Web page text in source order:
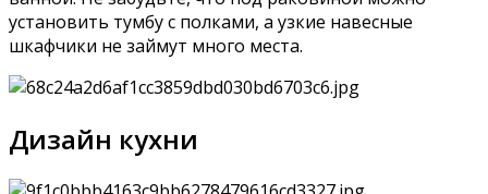
установить тумбу с полками, а узкие навесные
шкафчики не займут много места.
Дизайн кухни